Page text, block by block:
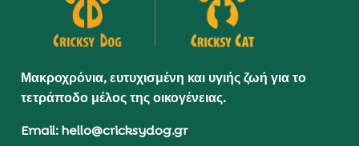
Μακροχρόνια, ευτυχισμένη και υγιής ζωή για το
τετράποδο μέλος της οικογένειας.
Email: hello@cricksydog.gr